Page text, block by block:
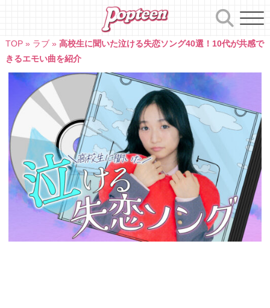
TOP» ラブ» 高校生に聞いた泣ける失恋ソング40選！10代が共感で
きるエモい曲を紹介